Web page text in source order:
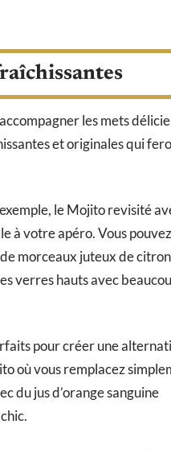
les mets
et originales qui
le Mojito revisité
à votre apéro. Vous pouvez
morceaux juteux de citron
verres hauts avec
pour créer une
où vous remplacez
du jus d’orange sanguine